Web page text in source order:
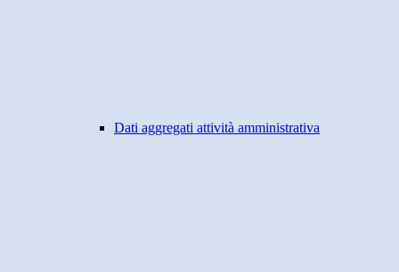
Dati aggregati attività amministrativa